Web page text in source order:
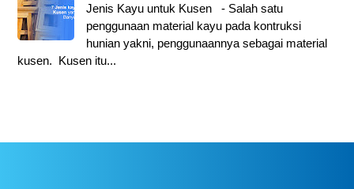
Jenis Kayu untuk Kusen - Salah satu
penggunaan material kayu pada kontruksi
hunian yakni, penggunaannya sebagai material
kusen. Kusen itu...